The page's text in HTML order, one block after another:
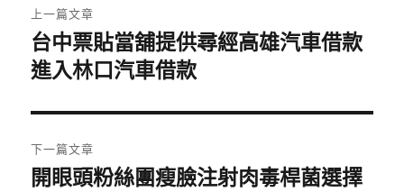
章
導
覽
上一篇文章
上
一
文
章:
台中票貼當舖提供尋經高雄汽車借款
進入林口汽車借款
下一篇文章
下
開眼頭粉絲團瘦臉注射肉毒桿菌選擇